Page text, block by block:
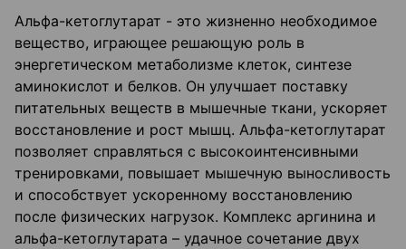
Альфа-кетоглутарат - это жизненно необходимое
вещество, играющее решающую роль в
энергетическом метаболизме клеток, синтезе
аминокислот и белков. Он улучшает поставку
питательных веществ в мышечные ткани, ускоряет
восстановление и рост мышц. Альфа-кетоглутарат
позволяет справляться с высокоинтенсивными
тренировками, повышает мышечную выносливость
и способствует ускоренному восстановлению
после физических нагрузок. Комплекс аргинина и
альфа-кетоглутарата – удачное сочетание двух